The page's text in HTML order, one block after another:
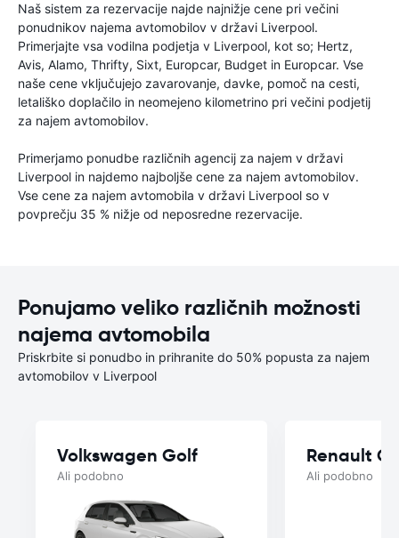
Naš sistem za rezervacije najde najnižje cene pri večini
ponudnikov najema avtomobilov v državi Liverpool.
Primerjajte vsa vodilna podjetja v Liverpool, kot so; Hertz,
Avis, Alamo, Thrifty, Sixt, Europcar, Budget in Europcar. Vse
naše cene vključujejo zavarovanje, davke, pomoč na cesti,
letališko doplačilo in neomejeno kilometrino pri večini podjetij
za najem avtomobilov.
Primerjamo ponudbe različnih agencij za najem v državi
Liverpool in najdemo najboljše cene za najem avtomobilov.
Vse cene za najem avtomobila v državi Liverpool so v
povprečju 35 % nižje od neposredne rezervacije.
Ponujamo veliko različnih možnosti
najema avtomobila
Priskrbite si ponudbo in prihranite do 50% popusta za najem
avtomobilov v Liverpool
Volkswagen Golf
Ali podobno
Renault
Ali podobno